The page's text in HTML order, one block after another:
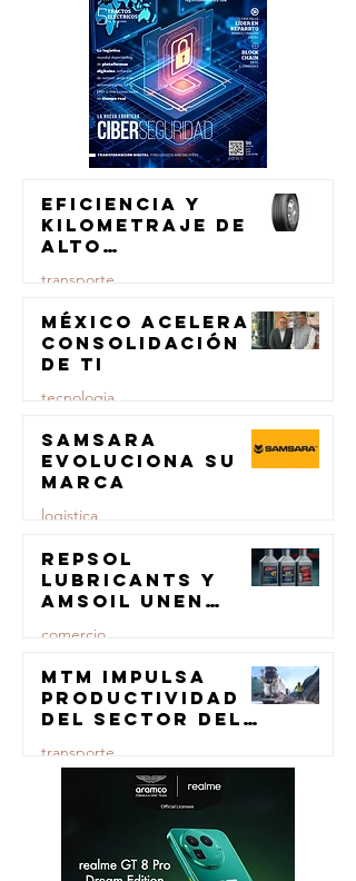
Eficiencia y
kilometraje de
alto
para el
transporte de
carga
transporte
23 jul
México acelera
consolidación
de TI
tecnologia
23 jul
Samsara
evoluciona su
marca
logistica
23 jul
Repsol
Lubricants y
AMSOIL unen
lubricación
comercio
23 jul
MTM impulsa
productividad
del sector del
manufactura
certificada
transporte